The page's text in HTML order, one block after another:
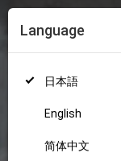
Language
日本語
English
简体中文